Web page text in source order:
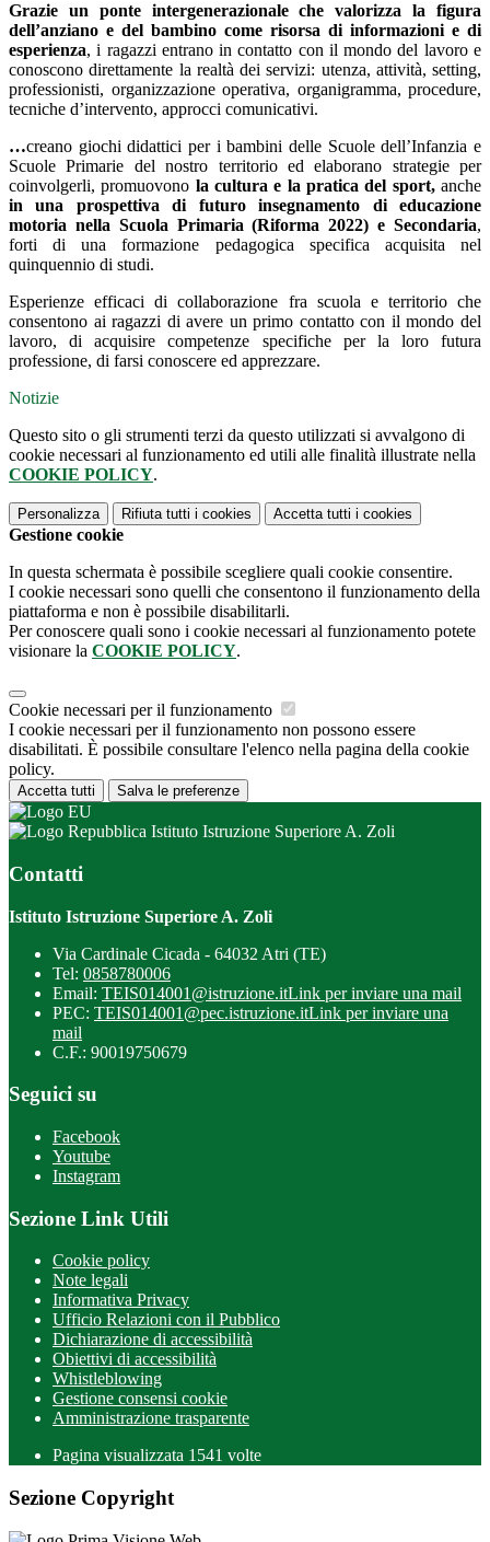
Grazie un ponte intergenerazionale che valorizza la figura
dell’anziano e del bambino come risorsa di informazioni e di
esperienza, i ragazzi entrano in contatto con il mondo del lavoro e
conoscono direttamente la realtà dei servizi: utenza, attività, setting,
professionisti, organizzazione operativa, organigramma, procedure,
tecniche d’intervento, approcci comunicativi.
…creano giochi didattici per i bambini delle Scuole dell’Infanzia e
Scuole Primarie del nostro territorio ed elaborano strategie per
coinvolgerli, promuovono la cultura e la pratica del sport,anche
in una prospettiva di futuro insegnamento di educazione
motoria nella Scuola Primaria (Riforma 2022) e Secondaria,
forti di una formazione pedagogica specifica acquisita nel
quinquennio di studi.
Esperienze efficaci di collaborazione fra scuola e territorio che
consentono ai ragazzi di avere un primo contatto con il mondo del
lavoro, di acquisire competenze specifiche per la loro futura
professione, di farsi conoscere ed apprezzare.
Notizie
Questo sito o gli strumenti terzi da questo utilizzati si avvalgono di
cookie necessari al funzionamento ed utili alle finalità illustrate nella
COOKIE POLICY.
Personalizza Rifiuta tutti i cookies Accetta tutti i cookies
Gestione cookie
In questa schermata è possibile scegliere quali cookie consentire.
I cookie necessari sono quelli che consentono il funzionamento della
piattaforma e non è possibile disabilitarli.
Per conoscere quali sono i cookie necessari al funzionamento potete
visionare la COOKIE POLICY.
Cookie necessari per il funzionamento
I cookie necessari per il funzionamento non possono essere
disabilitati. È possibile consultare l'elenco nella pagina della cookie
policy.
Accetta tutti Salva le preferenze
Istituto Istruzione Superiore A. Zoli
Contatti
Istituto Istruzione Superiore A. Zoli
Via Cardinale Cicada - 64032 Atri (TE)
Tel: 0858780006
Email: TEIS014001@istruzione.itLink per inviare una mail
PEC: TEIS014001@pec.istruzione.itLink per inviare una
mail
C.F.: 90019750679
Seguici su
Facebook
Youtube
Instagram
Sezione Link Utili
Cookie policy
Note legali
Informativa Privacy
Ufficio Relazioni con il Pubblico
Dichiarazione di accessibilità
Obiettivi di accessibilità
Whistleblowing
Gestione consensi cookie
Amministrazione trasparente
Pagina visualizzata 1541 volte
Sezione Copyright